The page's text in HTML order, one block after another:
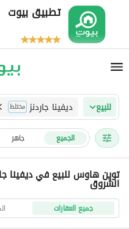
تطبيق بيوت
للبيع ديفينا جاردنز مختلط
الجميع جاهز
توين هاوس للبيع في ديفينا
الشروق
جميع العقارات